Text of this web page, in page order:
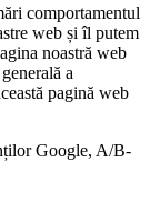
comportamentul
web și îl putem
noastră web
a
pagină web
Google, A/B-